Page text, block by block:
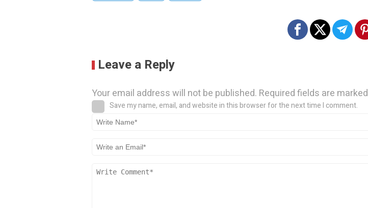
Leave a Reply
Your email address will not be published. Required fields are marked
Save my name, email, and website in this browser for the next time I comment.